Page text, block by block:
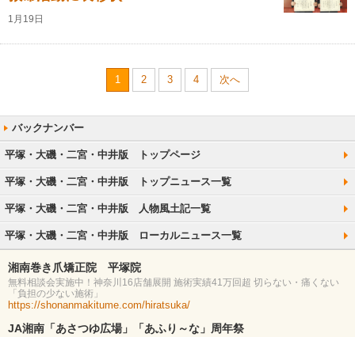
1月19日
1 2 3 4 次へ
平塚・大磯・二宮・中井版 トップページ
平塚・大磯・二宮・中井版 トップニュース一覧
平塚・大磯・二宮・中井版 人物風土記一覧
平塚・大磯・二宮・中井版 ローカルニュース一覧
湘南巻き爪矯正院 平塚院
無料相談会実施中！神奈川16店舗展開 施術実績41万回超 切らない・痛くない
「負担の少ない施術」
https://shonanmakitume.com/hiratsuka/
JA湘南「あさつゆ広場」「あふり～な」周年祭